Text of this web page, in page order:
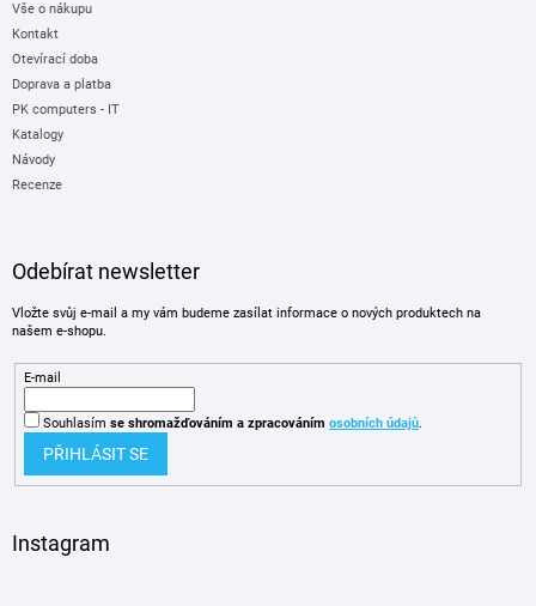
Vše o nákupu
Kontakt
Otevírací doba
Doprava a platba
PK computers - IT
Katalogy
Návody
Recenze
Odebírat newsletter
Vložte svůj e-mail a my vám budeme zasílat informace o nových produktech na
našem e-shopu.
E-mail
Souhlasím se shromažďováním a zpracováním osobních údajů.
PŘIHLÁSIT SE
Instagram